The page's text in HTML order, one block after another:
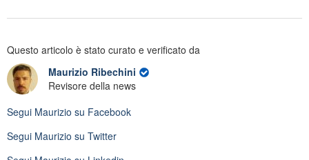
Questo articolo è stato curato e verificato da
Maurizio Ribechini
Revisore della news
Segui Maurizio su Facebook
Segui Maurizio su Twitter